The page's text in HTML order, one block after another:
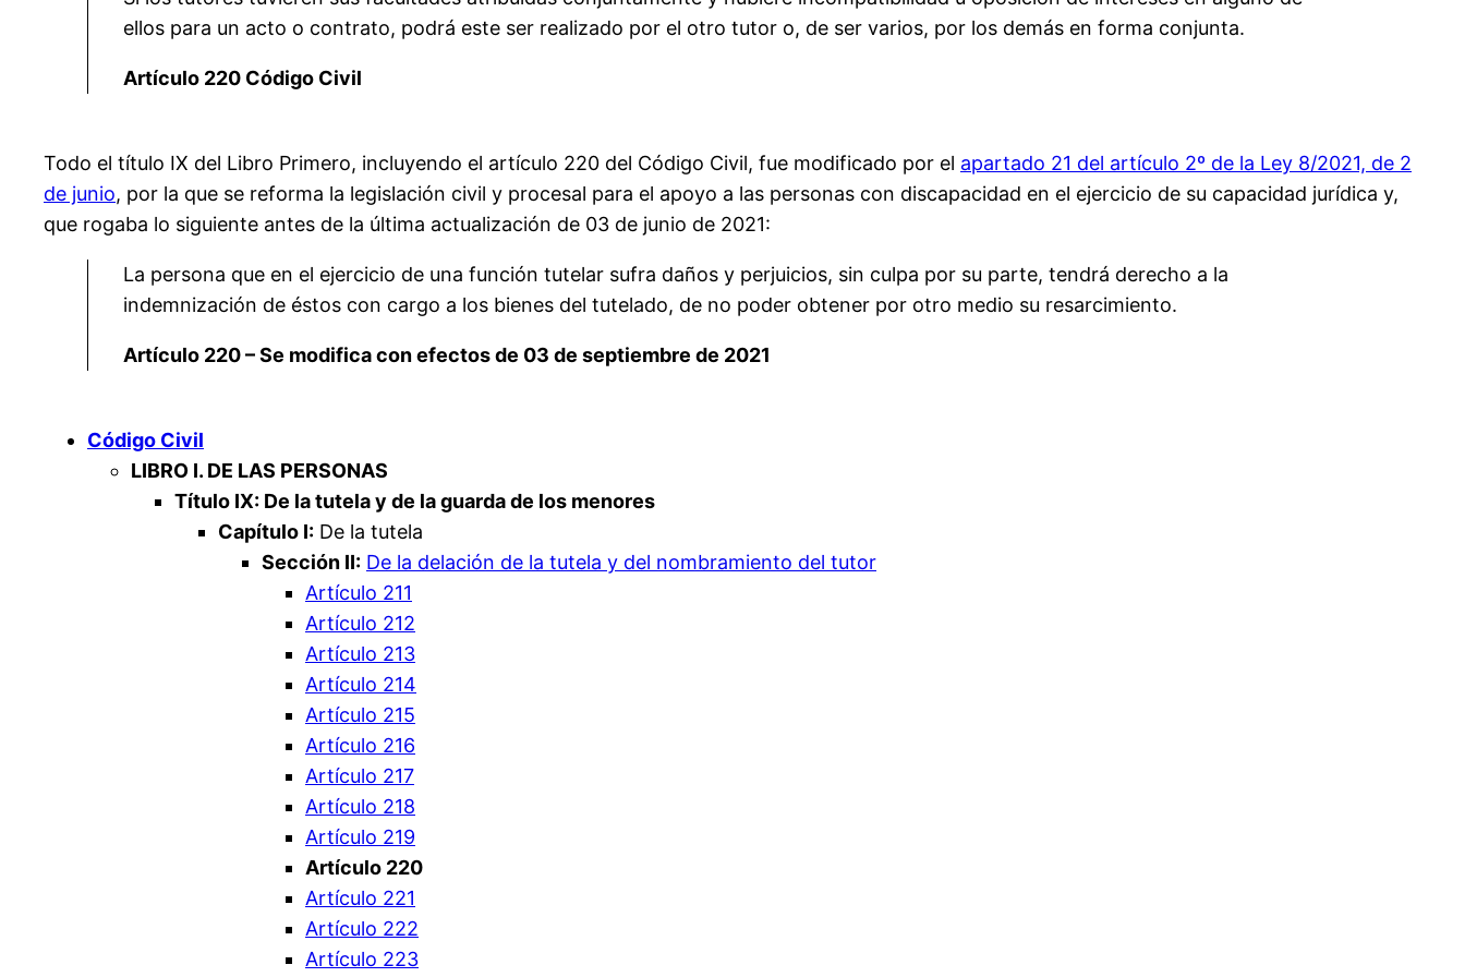
ellos para un acto o contrato, podrá este ser realizado por el otro tutor o, de ser varios, por los demás en forma conjunta.
Artículo 220 Código Civil
Todo el título IX del Libro Primero, incluyendo el artículo 220 del Código Civil, fue modificado por el apartado 21 del artículo 2º de la Ley 8/2021, de 2
de junio, por la que se reforma la legislación civil y procesal para el apoyo a las personas con discapacidad en el ejercicio de su capacidad jurídica y,
que rogaba lo siguiente antes de la última actualización de 03 de junio de 2021:
La persona que en el ejercicio de una función tutelar sufra daños y perjuicios, sin culpa por su parte, tendrá derecho a la
indemnización de éstos con cargo a los bienes del tutelado, de no poder obtener por otro medio su resarcimiento.
Artículo 220 – Se modifica con efectos de 03 de septiembre de 2021
Código Civil
LIBRO I. DE LAS PERSONAS
Título IX: De la tutela y de la guarda de los menores
Capítulo I: De la tutela
Sección II: De la delación de la tutela y del nombramiento del tutor
Artículo 211
Artículo 212
Artículo 213
Artículo 214
Artículo 215
Artículo 216
Artículo 217
Artículo 218
Artículo 219
Artículo 220
Artículo 221
Artículo 222
Artículo 223